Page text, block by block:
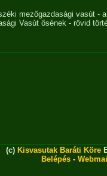
mezőgazdasági vasút - a
Vasút ősének - rövid
(c) Kisvasutak Baráti Köre
Belépés -